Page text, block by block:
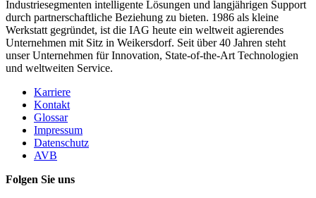
Industriesegmenten intelligente Lösungen und langjährigen Support
durch partnerschaftliche Beziehung zu bieten. 1986 als kleine
Werkstatt gegründet, ist die IAG heute ein weltweit agierendes
Unternehmen mit Sitz in Weikersdorf. Seit über 40 Jahren steht
unser Unternehmen für Innovation, State-of-the-Art Technologien
und weltweiten Service.
Karriere
Kontakt
Glossar
Impressum
Datenschutz
AVB
Folgen Sie uns